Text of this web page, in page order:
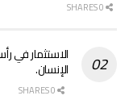
الاستثمار في
الإنسان.